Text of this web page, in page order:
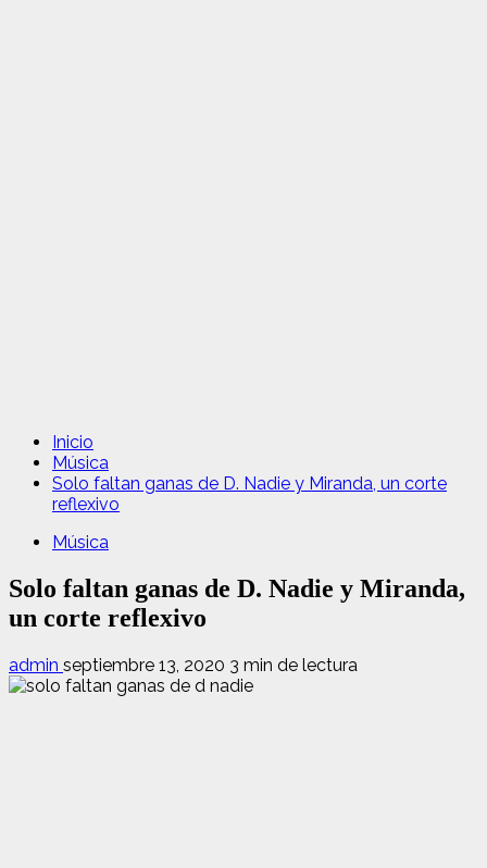
Inicio
Música
Solo faltan ganas de D. Nadie y Miranda, un corte
reflexivo
Música
Solo faltan ganas de D. Nadie y Miranda,
un corte reflexivo
admin septiembre 13, 2020 3 min de lectura